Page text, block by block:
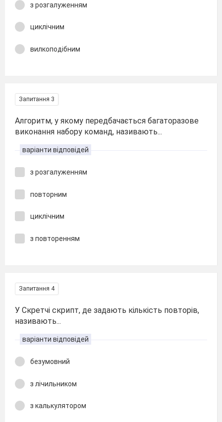
з розгалуженням
циклічним
вилкоподібним
Запитання 3
Алгоритм, у якому передбачається багаторазове
виконання набору команд, називають...
варіанти відповідей
з розгалуженням
повторним
циклічним
з повторенням
Запитання 4
У Скретчі скрипт, де задають кількість повторів,
називають...
варіанти відповідей
безумовний
з лічильником
з калькулятором